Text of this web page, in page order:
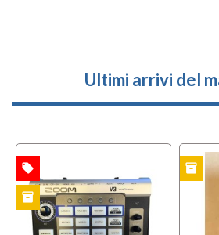
Ultimi arrivi del
local_offer
inventory
inventory